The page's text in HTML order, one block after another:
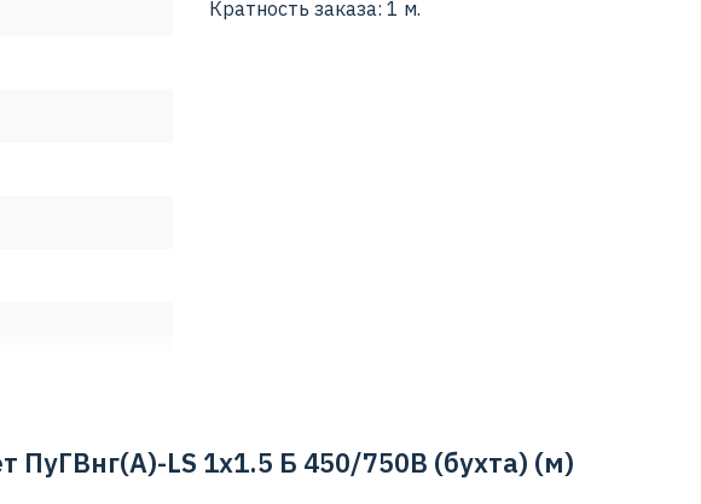
Кратность заказа: 1 м.
ПуГВнг(А)-LS 1х1.5 Б 450/750В (бухта) (м)